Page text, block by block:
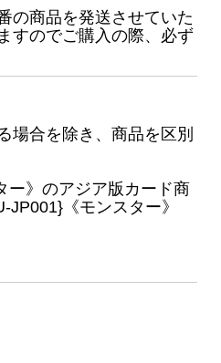
の商品を発送させていた
すのでご購入の際、必ず
場合を除き、商品を区別
ー》のアジア版カード商
《モンスター》